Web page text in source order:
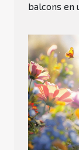
balcons en